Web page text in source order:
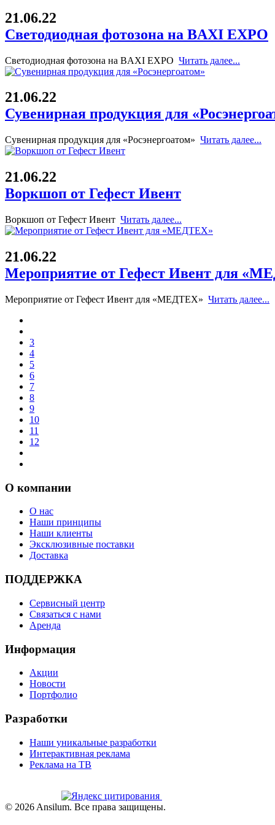
21.06.22
Светодиодная фотозона на BAXI EXPO
Светодиодная фотозона на BAXI EXPO Читать далее...
21.06.22
Сувенирная продукция для
Сувенирная продукция для «Росэнергоатом» Читать далее...
21.06.22
Воркшоп от Гефест Ивент
Воркшоп от Гефест Ивент Читать далее...
21.06.22
Мероприятие от Гефест Ивент для
Мероприятие от Гефест Ивент для «МЕДТЕХ» Читать далее...
3
4
5
6
7
8
9
10
11
12
О компании
О нас
Наши принципы
Наши клиенты
Эксклюзивные поставки
Доставка
ПОДДЕРЖКА
Сервисный центр
Связаться с нами
Аренда
Информация
Акции
Новости
Портфолио
Разработки
Наши уникальные разработки
Интерактивная реклама
Реклама на ТВ
© 2026 Ansilum. Все права защищены.